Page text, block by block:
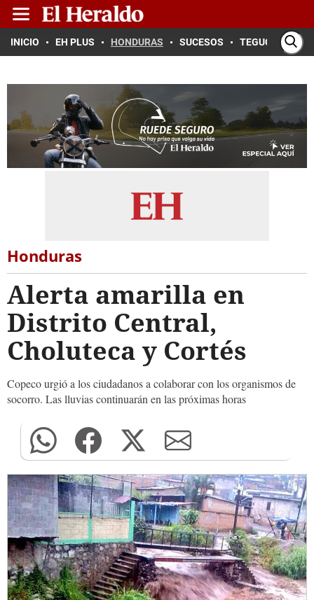
INICIO EH PLUS HONDURAS SUCESOS TEGUCIGALPA
Honduras
Alerta amarilla en
Distrito Central,
Choluteca y Cortés
Copeco urgió a los ciudadanos a colaborar con los organismos de
socorro. Las lluvias continuarán en las próximas horas